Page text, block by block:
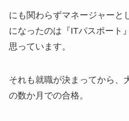
にも関わらずマネージャーと
になったのは『ITパスポート
思っています。
それも就職が決まってから、
の数か月での合格。